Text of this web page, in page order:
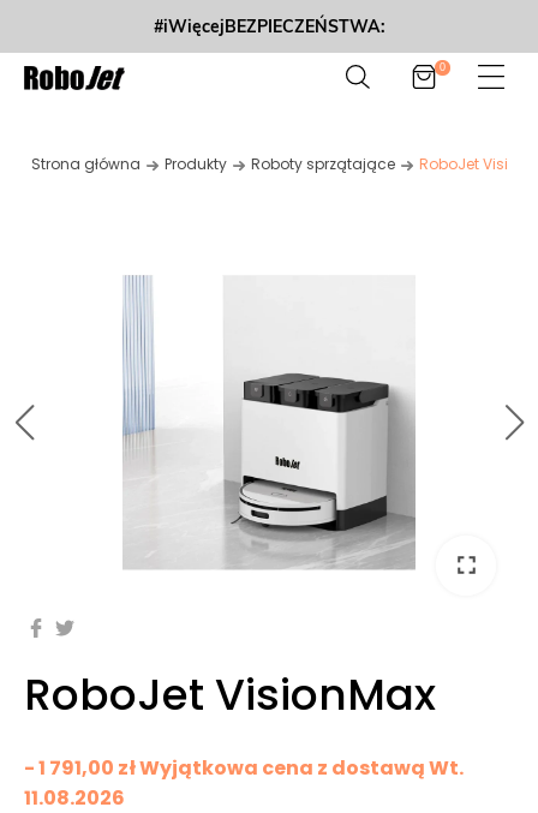
#iWięcejBEZPIECZEŃSTWA:
0
Strona główna Produkty Roboty sprzątające RoboJet
fullscreen
fullscreen
fullscreen
fullscreen
fullscreen
fullscreen
fullscreen
fullscreen
fullscreen
fullscreen
fullscreen
fullscreen
RoboJet VisionMax
- 1 791,00 zł Wyjątkowa cena z dostawąWt.
11.08.2026